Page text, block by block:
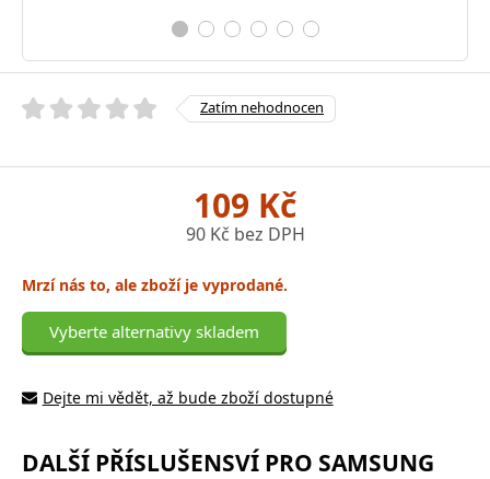
Zatím nehodnocen
109 Kč
90 Kč bez DPH
Mrzí nás to, ale zboží je vyprodané.
Vyberte alternativy skladem
Dejte mi vědět, až bude zboží dostupné
DALŠÍ PŘÍSLUŠENSVÍ PRO SAMSUNG